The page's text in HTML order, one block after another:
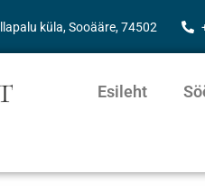
küla, Sooääre, 74502
Esileht